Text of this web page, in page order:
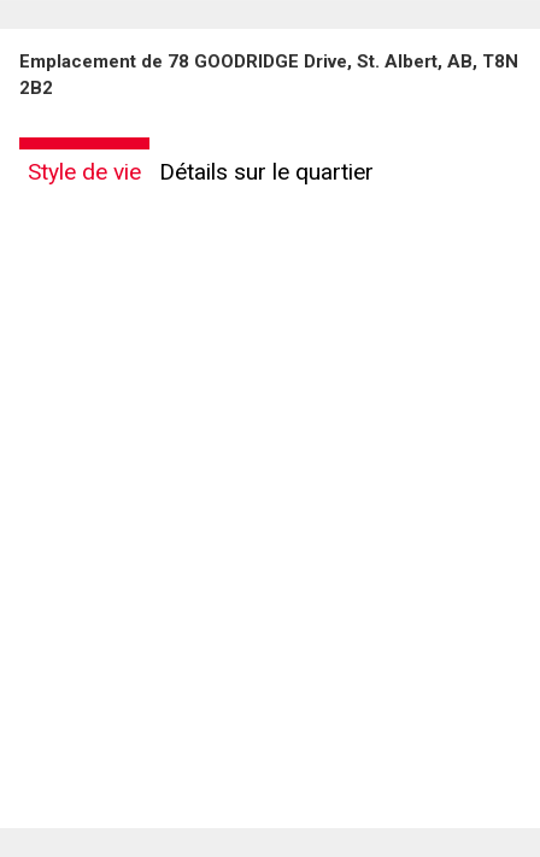
Emplacement de 78 GOODRIDGE Drive, St. Albert, AB, T8N
2B2
Style de vie Détails sur le quartier